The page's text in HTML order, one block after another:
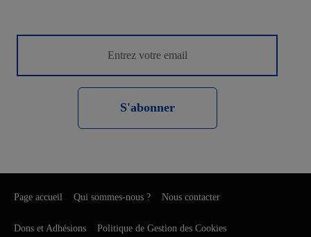
S'abonner
Page accueil Qui sommes-nous ? Nous contacter
Dons et Adhésions Politique de Gestion des Cookies